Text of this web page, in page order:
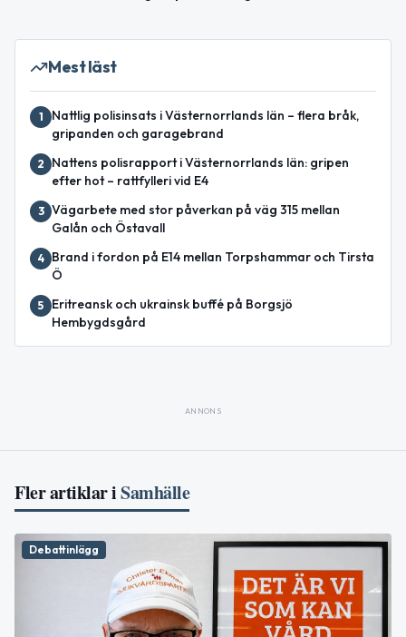
Mest läst
1
Nattlig polisinsats i Västernorrlands län – flera bråk,
gripanden och garagebrand
2
Nattens polisrapport i Västernorrlands län: gripen
efter hot – rattfylleri vid E4
3 Vägarbete med stor påverkan på väg 315 mellan
Galån och Östavall
4
Brand i fordon på E14 mellan Torpshammar och Tirsta
Ö
5
Eritreansk och ukrainsk buffé på Borgsjö
Hembygdsgård
ANNONS
Fler artiklar iSamhälle
Debattinlägg